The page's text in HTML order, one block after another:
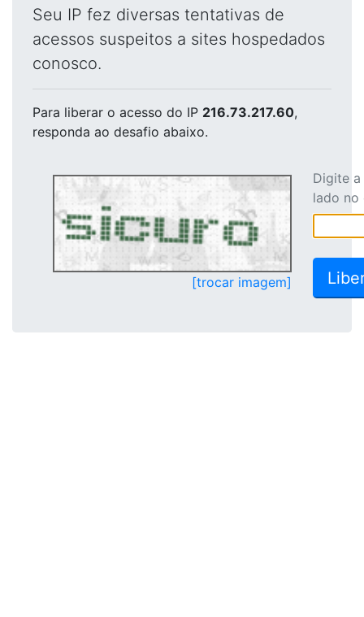
Seu IP fez diversas tentativas de
acessos suspeitos a sites hospedados
conosco.
Para liberar o acesso do IP 216.73.217.60,
responda ao desafio abaixo.
[trocar imagem]
Digite
lado no